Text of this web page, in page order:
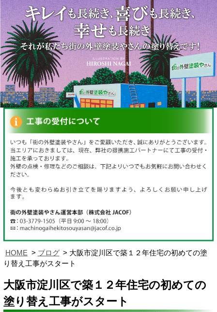
HOME ブログ
大阪市淀川区で築１２年住宅の初めての塗
り替え工事がスタート
大阪市淀川区で築１２年住宅の初めての
塗り替え工事がスタート